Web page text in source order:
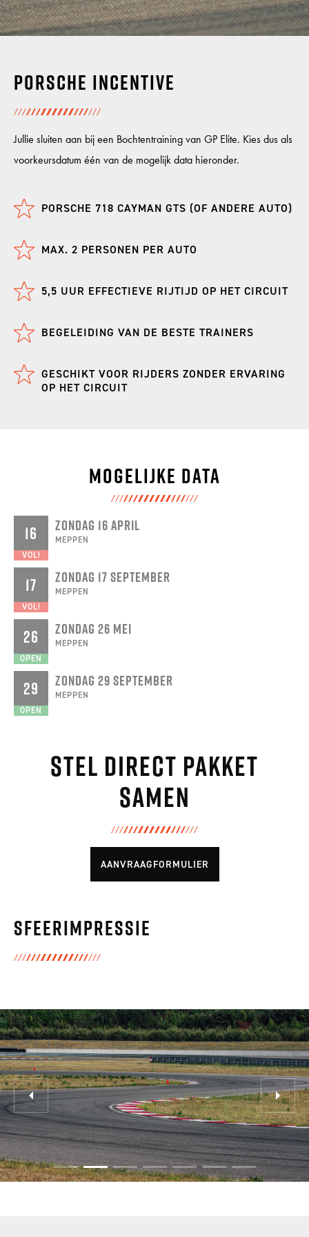
INCENTIVES
GP CARS
SHOWROOM
SHOP
AGENDA
VACATURES
CONTACT
Porsche incentive
Jullie sluiten aan bij een Bochtentraining van GP Elite. Kies dus als
voorkeursdatum één van de mogelijk data hieronder.
PORSCHE 718 CAYMAN GTS (OF ANDERE AUTO)
MAX. 2 PERSONEN PER AUTO
5,5 UUR EFFECTIEVE RIJTIJD OP HET CIRCUIT
BEGELEIDING VAN DE BESTE TRAINERS
GESCHIKT VOOR RIJDERS ZONDER ERVARING
OP HET CIRCUIT
Mogelijke data
16
VOL!
ZONDAG 16 APRIL
MEPPEN
17
VOL!
ZONDAG 17 SEPTEMBER
MEPPEN
26
OPEN
ZONDAG 26 MEI
MEPPEN
29
OPEN
ZONDAG 29 SEPTEMBER
MEPPEN
Stel direct pakket
samen
AANVRAAGFORMULIER
Sfeerimpressie